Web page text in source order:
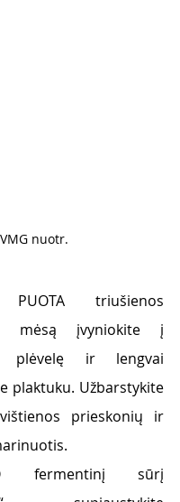
VMG nuotr.
PUOTA triušienos
mėsą įvyniokite į
plėvelę ir lengvai
plaktuku. Užbarstykite
vištienos prieskonių ir
fermentinį sūrį